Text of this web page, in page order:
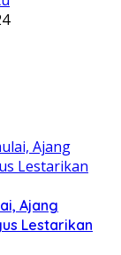
Ajang
Lestarikan